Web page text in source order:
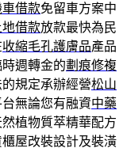
借款免留車方案中
借款放款最快為民
收縮毛孔護膚品產品
週轉金的劃痕修複
規定承辦經營松山
無論您有融資中藥
植物質萃精華配方
屋改裝設計及裝潢